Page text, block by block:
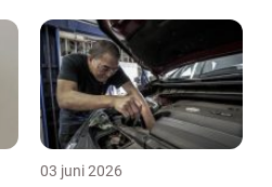
03 juni 2026